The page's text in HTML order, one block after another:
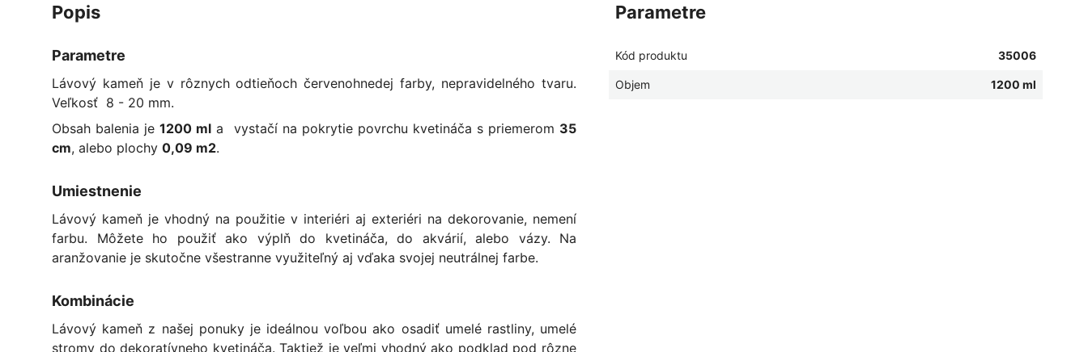
popis
Parametre
Lávový kameň je v rôznych odtieňoch červenohnedej farby, nepravidelného tvaru.
Veľkosť 8 - 20 mm.
Obsah balenia je1200 ml a vystačí na pokrytie povrchu kvetináča s priemerom 35
cm, alebo plochy 0,09 m2.
Umiestnenie
Lávový kameň je vhodný na použitie v interiéri aj exteriéri na dekorovanie, nemení
farbu. Môžete ho použiť ako výplň do kvetináča, do akvárií, alebo vázy. Na
aranžovanie je skutočne všestranne využiteľný aj vďaka svojej neutrálnej farbe.
Kombinácie
Lávový kameň z našej ponuky je ideálnou voľbou ako osadiť umelé rastliny, umelé
stromy do dekoratívneho kvetináča. Taktiež je veľmi vhodný ako podklad pod rôzne
parametre
Kód produktu 35006
Objem 1200 ml